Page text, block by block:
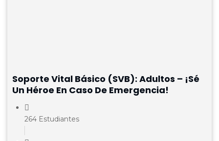
Soporte Vital Básico (SVB): Adultos – ¡Sé
Un Héroe En Caso De Emergencia!
264 Estudiantes